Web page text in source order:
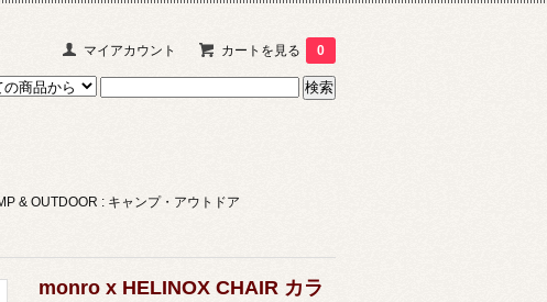
マイアカウント カートを見る 0
& OUTDOOR : キャンプ・アウトドア
monro x HELINOX CHAIR カラ